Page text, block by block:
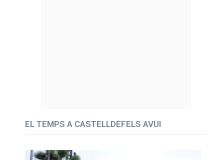
EL TEMPS A CASTELLDEFELS AVUI